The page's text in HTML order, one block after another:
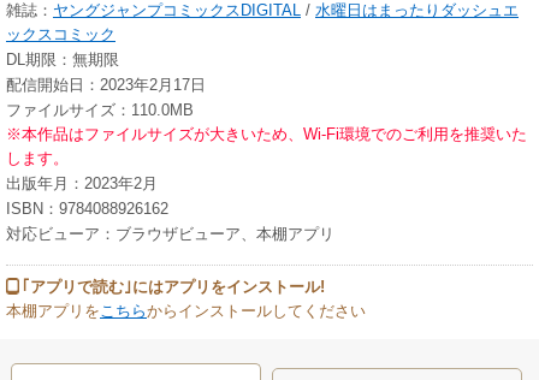
雑誌： ヤングジャンプコミックスDIGITAL / 水曜日はまったりダッシュエ
ックスコミック
DL期限：無期限
配信開始日：2023年2月17日
ファイルサイズ：110.0MB
※本作品はファイルサイズが大きいため、Wi-Fi環境でのご利用を推奨いた
します。
出版年月：2023年2月
ISBN：9784088926162
対応ビューア：ブラウザビューア、本棚アプリ
｢アプリで読む｣にはアプリをインストール!
本棚アプリをこちらからインストールしてください